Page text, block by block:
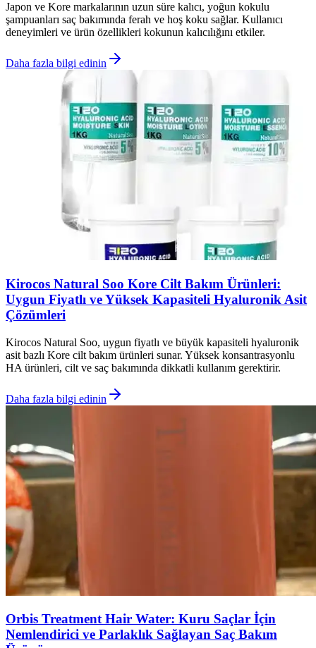
Japon ve Kore markalarının uzun süre kalıcı, yoğun kokulu
şampuanları saç bakımında ferah ve hoş koku sağlar. Kullanıcı
deneyimleri ve ürün özellikleri kokunun kalıcılığını etkiler.
Daha fazla bilgi edinin
Kirocos Natural Soo Kore Cilt Bakım Ürünleri:
Uygun Fiyatlı ve Yüksek Kapasiteli Hyaluronik Asit
Çözümleri
Kirocos Natural Soo, uygun fiyatlı ve büyük kapasiteli hyaluronik
asit bazlı Kore cilt bakım ürünleri sunar. Yüksek konsantrasyonlu
HA ürünleri, cilt ve saç bakımında dikkatli kullanım gerektirir.
Daha fazla bilgi edinin
Orbis Treatment Hair Water: Kuru Saçlar İçin
Nemlendirici ve Parlaklık Sağlayan Saç Bakım